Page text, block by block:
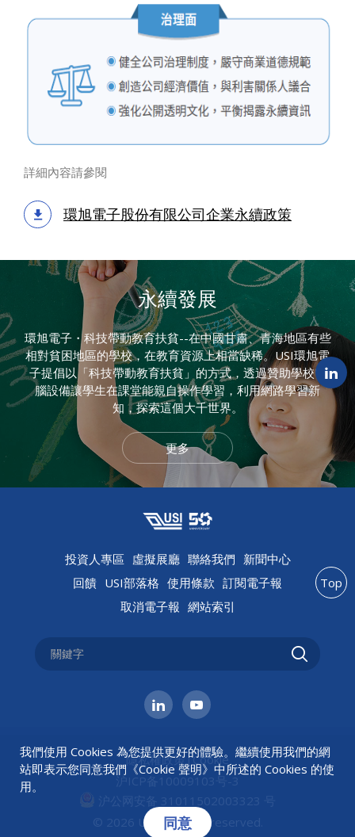
詳細內容請參閱
環旭電子股份有限公司企業永續政策
永續發展
環旭電子・科技帶動教育扶貧--在中國甘肅、青海地區有些
相對貧困地區的學校，在教育資源上相當缺稀。USI環旭電
子提倡以「科技帶動教育扶貧」的方式，透過贊助學校電
腦設備讓學生在課堂能親自操作學習，利用網路學習新
知，探索這個大千世界。
更多
投資人專區 虛擬展廳 聯絡我們 新聞中心
回饋 USI部落格 使用條款 訂閱電子報
取消電子報 網站索引
隱私權政策 |Cookie
沪ICP备10009103号-3
沪公网安备 31011502003323 号
© 2026 USI All rights reserved.
Top
我們使用 Cookies 為您提供更好的體驗。繼續使用我們的網
站即表示您同意我們《Cookie 聲明》中所述的 Cookies 的使
用。
同意